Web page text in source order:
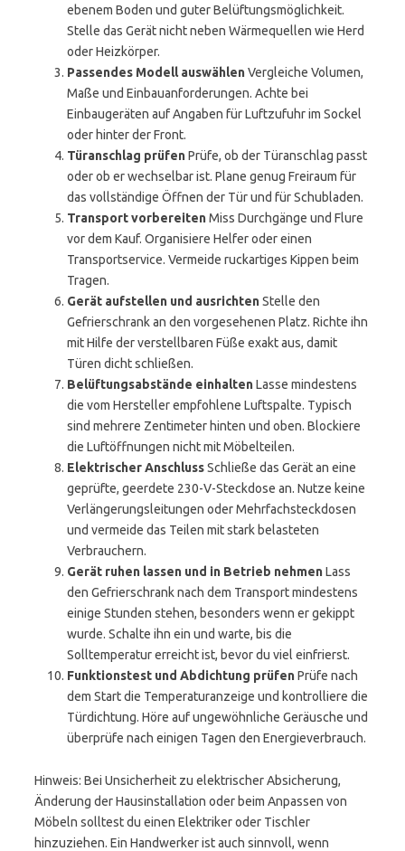
ebenem Boden und guter Belüftungsmöglichkeit.
Stelle das Gerät nicht neben Wärmequellen wie Herd
oder Heizkörper.
Passendes Modell auswählenVergleiche Volumen,
Maße und Einbauanforderungen. Achte bei
Einbaugeräten auf Angaben für Luftzufuhr im Sockel
oder hinter der Front.
Türanschlag prüfenPrüfe, ob der Türanschlag passt
oder ob er wechselbar ist. Plane genug Freiraum für
das vollständige Öffnen der Tür und für Schubladen.
Transport vorbereitenMiss Durchgänge und Flure
vor dem Kauf. Organisiere Helfer oder einen
Transportservice. Vermeide ruckartiges Kippen beim
Tragen.
Gerät aufstellen und ausrichtenStelle den
Gefrierschrank an den vorgesehenen Platz. Richte ihn
mit Hilfe der verstellbaren Füße exakt aus, damit
Türen dicht schließen.
Belüftungsabstände einhaltenLasse mindestens
die vom Hersteller empfohlene Luftspalte. Typisch
sind mehrere Zentimeter hinten und oben. Blockiere
die Luftöffnungen nicht mit Möbelteilen.
Elektrischer AnschlussSchließe das Gerät an eine
geprüfte, geerdete 230-V-Steckdose an. Nutze keine
Verlängerungsleitungen oder Mehrfachsteckdosen
und vermeide das Teilen mit stark belasteten
Verbrauchern.
Gerät ruhen lassen und in Betrieb nehmenLass
den Gefrierschrank nach dem Transport mindestens
einige Stunden stehen, besonders wenn er gekippt
wurde. Schalte ihn ein und warte, bis die
Solltemperatur erreicht ist, bevor du viel einfrierst.
Funktionstest und Abdichtung prüfenPrüfe nach
dem Start die Temperaturanzeige und kontrolliere die
Türdichtung. Höre auf ungewöhnliche Geräusche und
überprüfe nach einigen Tagen den Energieverbrauch.
Hinweis: Bei Unsicherheit zu elektrischer Absicherung,
Änderung der Hausinstallation oder beim Anpassen von
Möbeln solltest du einen Elektriker oder Tischler
hinzuziehen. Ein Handwerker ist auch sinnvoll, wenn